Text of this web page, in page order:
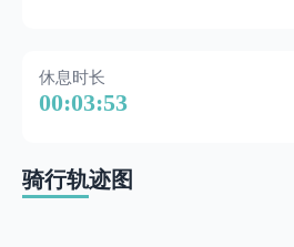
休息时长
00:03:53
骑行轨迹图